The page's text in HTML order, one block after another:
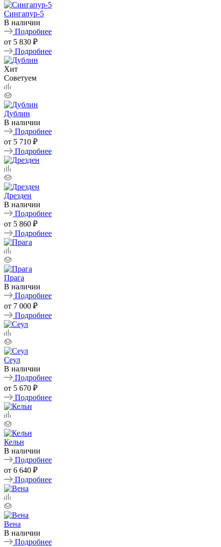
Сингапур-5
В наличии
Подробнее
от 5 830 ₽
Подробнее
Хит
Советуем
Дублин
В наличии
Подробнее
от 5 710 ₽
Подробнее
Дрезден
В наличии
Подробнее
от 5 860 ₽
Подробнее
Прага
В наличии
Подробнее
от 7 000 ₽
Подробнее
Сеул
В наличии
Подробнее
от 5 670 ₽
Подробнее
Кельн
В наличии
Подробнее
от 6 640 ₽
Подробнее
Вена
В наличии
Подробнее